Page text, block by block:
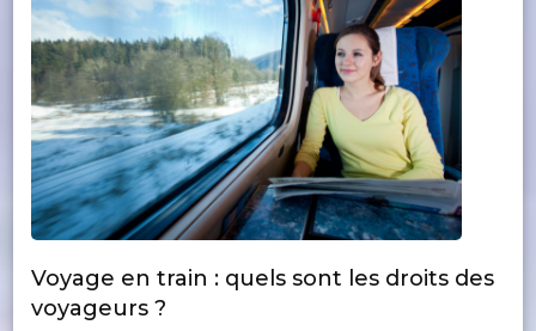
Voyage en train : quels sont les droits des
voyageurs ?